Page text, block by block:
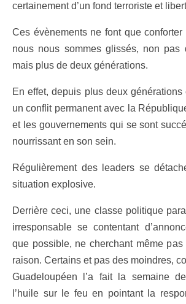
certainement d’un fond terroriste et
Ces évènements ne font que
nous nous sommes glissés, non pas
mais plus de deux générations.
En effet, depuis plus deux
un conflit permanent avec la
et les gouvernements qui se sont
nourrissant en son sein.
Régulièrement des leaders se
situation explosive.
Derrière ceci, une classe politique
irresponsable se contentant
que possible, ne cherchant même
raison. Certains et pas des moindres,
Guadeloupéen l’a fait la semaine
l’huile sur le feu en pointant la